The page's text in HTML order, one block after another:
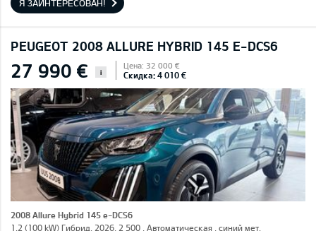
Я ЗАИНТЕРЕСОВАН!
PEUGEOT 2008 ALLURE HYBRID 145 E-DCS6
27 990 € i
Цена: 32 000 €
Скидка: 4 010 €
2008 Allure Hybrid 145 e-DCS6
1.2 (100 kW) Гибрид, 2026, 2 500 , Автоматическая , синий мет.